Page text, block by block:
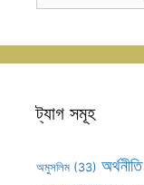
ট্যাগ সমূহ
অমুসলিম (33) অর্থনীতি